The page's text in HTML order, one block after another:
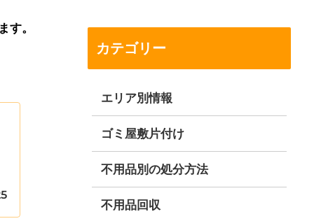
す。
カテゴリー
エリア別情報
ゴミ屋敷片付け
不用品別の処分方法
不用品回収